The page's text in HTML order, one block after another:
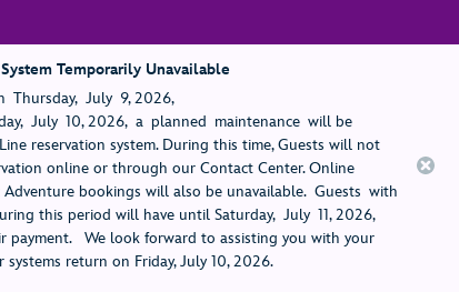
Temporarily Unavailable
July 9, 2026,
July 10, 2026, a planned maintenance will be
reservation system. During this time, Guests will not
online or through our Contact Center. Online
Adventure bookings will also be unavailable. Guests with
this period will have until Saturday, July 11, 2026,
payment. We look forward to assisting you with your
return on Friday, July 10, 2026.